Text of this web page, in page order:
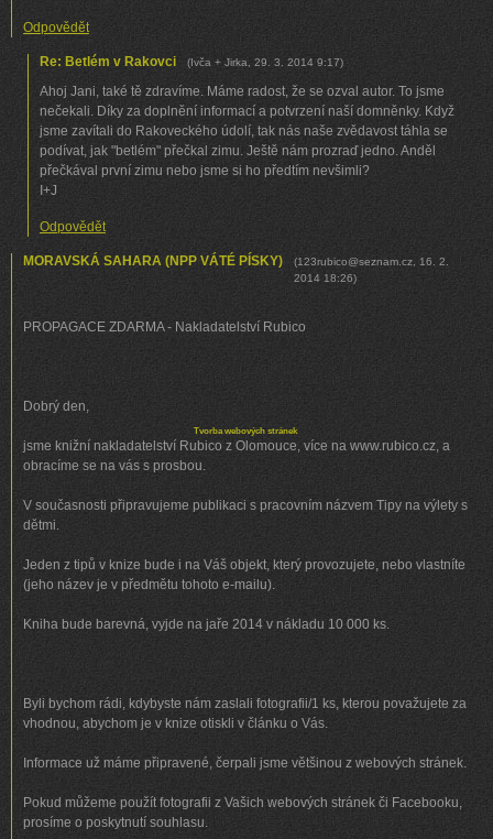
Odpovědět
Re: Betlém v Rakovci (Ivča + Jirka 29. 3. 2014 9:17)
Ahoj Jani, také tě zdravíme. Máme radost, že se ozval autor. To jsme
nečekali. Díky za doplnění informací a potvrzení naší domněnky. Když
jsme zavítali do Rakoveckého údolí, tak nás naše zvědavost táhla se
podívat, jak "betlém" přečkal zimu. Ještě nám prozraď jedno. Anděl
přečkával první zimu nebo jsme si ho předtím nevšimli?
I+J
Odpovědět
MORAVSKÁ SAHARA (NPP VÁTÉ PÍSKY) (123rubico@seznam.cz
16. 2.
2014 18:26)
PROPAGACE ZDARMA - Nakladatelství Rubico
Dobrý den,
jsme knižní nakladatelství Rubico z Olomouce, více na www.rubico.cz, a
obracíme se na vás s prosbou.
V současnosti připravujeme publikaci s pracovním názvem Tipy na výlety s
dětmi.
Jeden z tipů v knize bude i na Váš objekt, který provozujete, nebo vlastníte
(jeho název je v předmětu tohoto e-mailu).
Kniha bude barevná, vyjde na jaře 2014 v nákladu 10 000 ks.
Byli bychom rádi, kdybyste nám zaslali fotografii/1 ks, kterou považujete za
vhodnou, abychom je v knize otiskli v článku o Vás.
Informace už máme připravené, čerpali jsme většinou z webových stránek.
Pokud můžeme použít fotografii z Vašich webových stránek či Facebooku,
prosíme o poskytnutí souhlasu.
Tvorba webových stránek